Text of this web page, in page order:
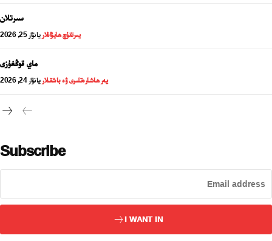
ئەزا بولاي
سىرتلان
يىرتقۇچ ھايۋانلار يانۋار 25, 2026
ماي قوڭغۇزى
يەر ھاشارەتلىرى ۋە باشقىلار يانۋار 24, 2026
Subscribe
I WANT IN